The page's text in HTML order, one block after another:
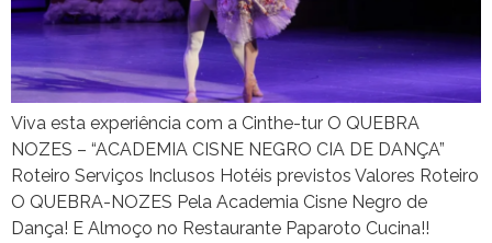
Viva esta experiência com a Cinthe-tur O QUEBRA
NOZES – “ACADEMIA CISNE NEGRO CIA DE DANÇA”
Roteiro Serviços Inclusos Hotéis previstos Valores Roteiro
O QUEBRA-NOZES Pela Academia Cisne Negro de
Dança! E Almoço no Restaurante Paparoto Cucina!!